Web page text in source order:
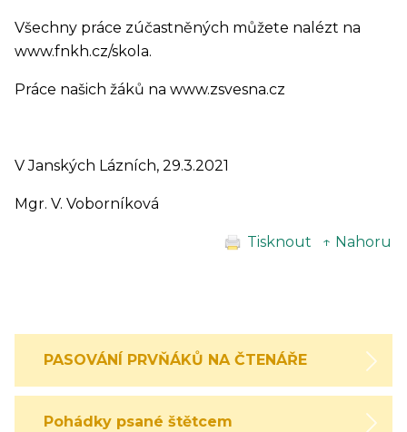
Všechny práce zúčastněných můžete nalézt na
www.fnkh.cz/skola.
Práce našich žáků na www.zsvesna.cz
V Janských Lázních, 29.3.2021
Mgr. V. Voborníková
Tisknout ↑ Nahoru
PASOVÁNÍ PRVŇÁKŮ NA ČTENÁŘE
Pohádky psané štětcem